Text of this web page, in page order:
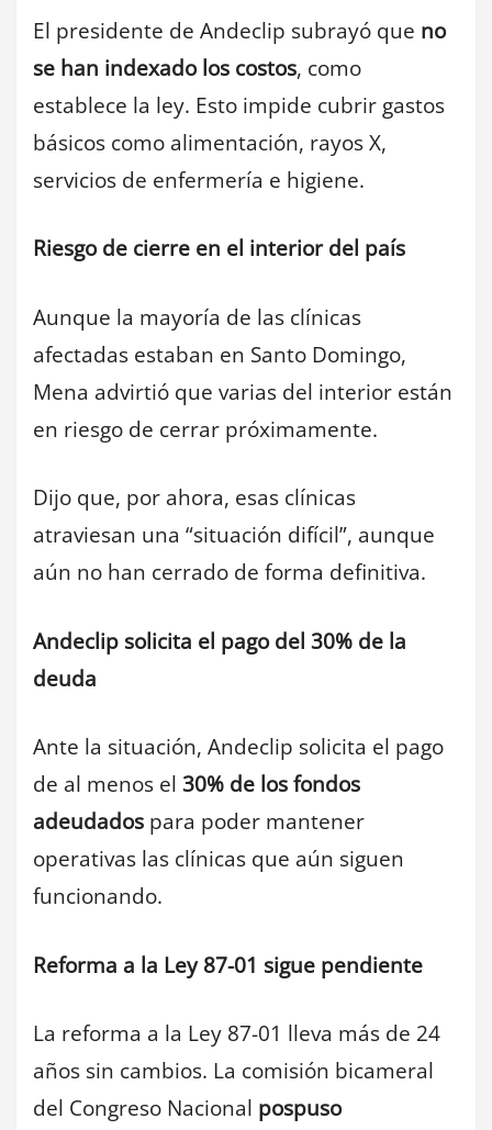
El presidente de Andeclip subrayó que no
se han indexado los costos, como
establece la ley. Esto impide cubrir gastos
básicos como alimentación, rayos X,
servicios de enfermería e higiene.
Riesgo de cierre en el interior del país
Aunque la mayoría de las clínicas
afectadas estaban en Santo Domingo,
Mena advirtió que varias del interior están
en riesgo de cerrar próximamente.
Dijo que, por ahora, esas clínicas
atraviesan una “situación difícil”, aunque
aún no han cerrado de forma definitiva.
Andeclip solicita el pago del 30% de la
deuda
Ante la situación, Andeclip solicita el pago
de al menos el 30% de los fondos
adeudados para poder mantener
operativas las clínicas que aún siguen
funcionando.
Reforma a la Ley 87-01 sigue pendiente
La reforma a la Ley 87-01 lleva más de 24
años sin cambios. La comisión bicameral
del Congreso Nacional pospuso